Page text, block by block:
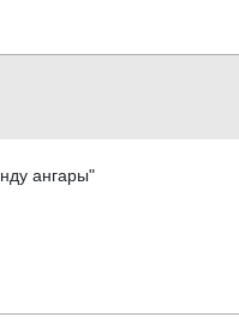
ангары"